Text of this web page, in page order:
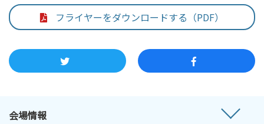
フライヤーをダウンロードする（PDF）
会場情報